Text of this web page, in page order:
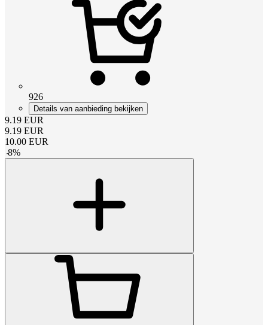
926
Details van aanbieding bekijken
9.19 EUR
9.19 EUR
10.00 EUR
-8%